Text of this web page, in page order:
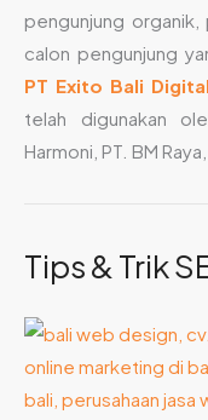
pengunjung
calon pengunjung
PT Exito Bali Digital
telah digunakan
Harmoni, PT. BM
Tips & Trik